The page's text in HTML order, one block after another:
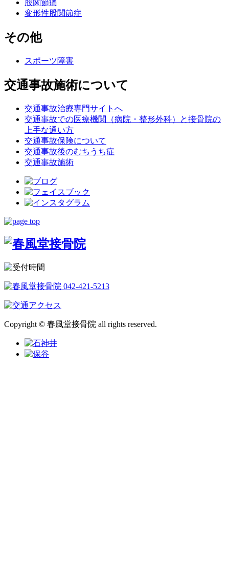
股関節痛
変形性股関節症
その他
スポーツ障害
交通事故施術について
交通事故治療専門サイトへ
交通事故での医療機関（病院・整形外科）と接骨院の
上手な通い方
交通事故保険について
交通事故後のむちうち症
交通事故施術
Copyright © 春風堂接骨院 all rights reserved.